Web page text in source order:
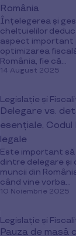
România
Înțelegerea și
cheltuielilor
aspect important
optimizarea
România, fie că...
14 August 2025
Legislație și
Delegare vs.
esențiale, Codul
legale
Este important
dintre delegare și
muncii din
când vine vorba...
10 Noiembrie 2025
Legislație și
Pauza de masă